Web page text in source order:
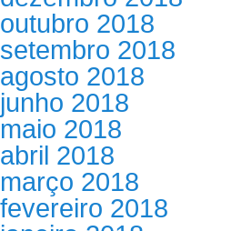
outubro 2018
setembro 2018
agosto 2018
junho 2018
maio 2018
abril 2018
março 2018
fevereiro 2018